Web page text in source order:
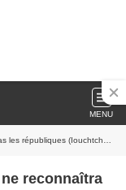
MENU
républiques (Iouchtchenko)
reconnaîtra